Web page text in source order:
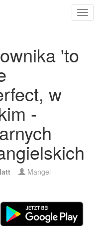
'to
w
-
Mangel